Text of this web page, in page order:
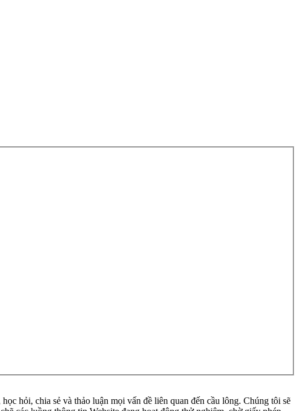
hỏi, chia sẻ và thảo luận mọi vấn đề liên quan đến cầu lông. Chúng tôi sẽ